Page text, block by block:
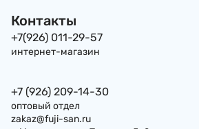
Контакты
+7(926) 011-29-57
интернет-магазин
+7 (926) 209-14-30
оптовый отдел
zakaz@fuji-san.ru